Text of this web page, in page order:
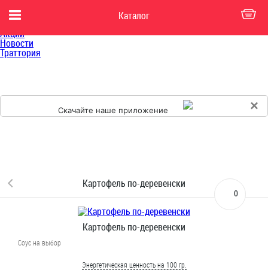
Каталог
Каталог
Доставка
Акции
Новости
Траттория
Скачайте наше приложение ×
Картофель по-деревенски
0
Картофель по-деревенски
Соус на выбор
Энергетическая ценность на 100 гр.